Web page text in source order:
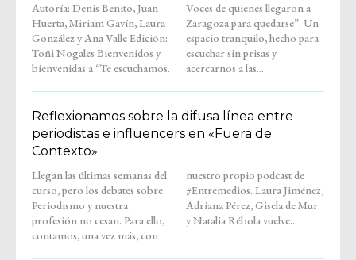
Autoría: Denis Benito, Juan
Huerta, Miriam Gavín, Laura
González y Ana Valle Edición:
Toñi Nogales Bienvenidos y
bienvenidas a “Te escuchamos.
Voces de quienes llegaron a
Zaragoza para quedarse”. Un
espacio tranquilo, hecho para
escuchar sin prisas y
acercarnos a las...
Reflexionamos sobre la difusa línea entre
periodistas e influencers en «Fuera de
Contexto»
Llegan las últimas semanas del
curso, pero los debates sobre
Periodismo y nuestra
profesión no cesan. Para ello,
contamos, una vez más, con
nuestro propio podcast de
#Entremedios. Laura Jiménez,
Adriana Pérez, Gisela de Mur
y Natalia Rébola vuelve...